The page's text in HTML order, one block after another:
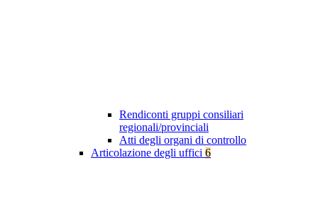
Rendiconti gruppi consiliari
regionali/provinciali
Atti degli organi di controllo
Articolazione degli uffici 6